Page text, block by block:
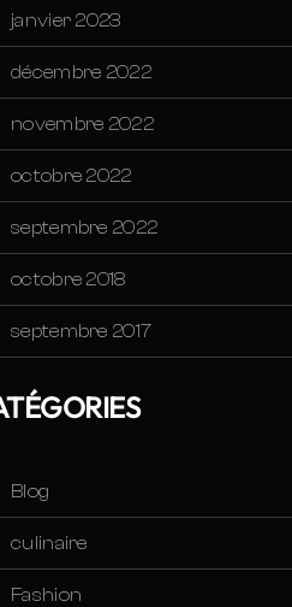
janvier 2023
décembre 2022
novembre 2022
octobre 2022
septembre 2022
octobre 2018
septembre 2017
Blog
culinaire
Fashion